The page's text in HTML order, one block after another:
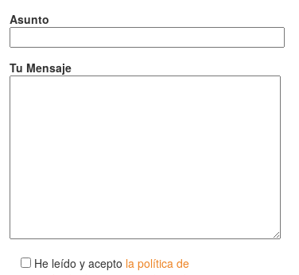
Asunto
Tu Mensaje
He leído y acepto la política de